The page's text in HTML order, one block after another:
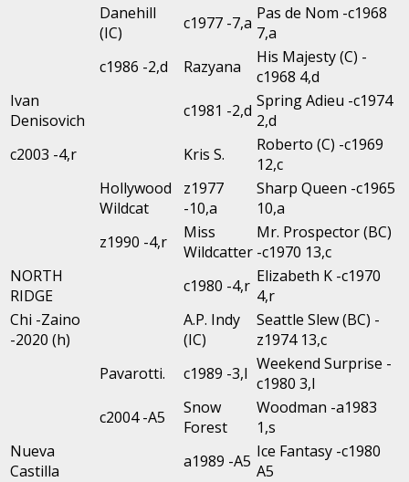
Danehill
(IC)
c1977 -7,a Pas de Nom -c1968
7,a
c1986 -2,d
Razyana
His Majesty (C) -
c1968 4,d
Ivan
Denisovich
c1981 -2,d Spring Adieu -c1974
2,d
c2003 -4,r
Kris S.
Roberto (C) -c1969
12,c
Hollywood
Wildcat
z1977
-10,a
Sharp Queen -c1965
10,a
z1990 -4,r
Miss
Wildcatter
Mr. Prospector (BC)
-c1970 13,c
NORTH
RIDGE
c1980 -4,r Elizabeth K -c1970
4,r
Chi -Zaino
-2020 (h)
A.P. Indy
(IC)
Seattle Slew (BC) -
z1974 13,c
Pavarotti.
c1989 -3,l Weekend Surprise -
c1980 3,l
c2004 -A5
Snow
Forest
Woodman -a1983
1,s
Nueva
Castilla
a1989 -A5 Ice Fantasy -c1980
A5